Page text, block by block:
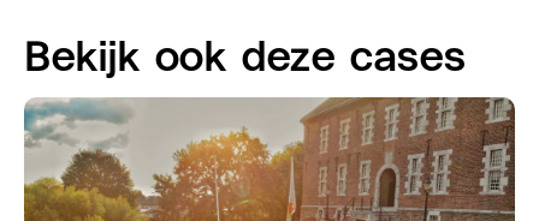
Bekijk ook deze cases